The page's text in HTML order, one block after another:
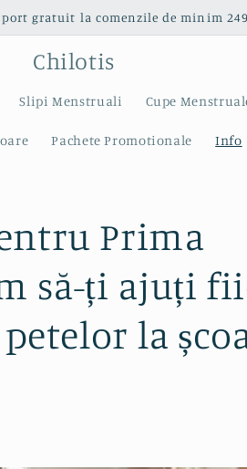
gratuit la comenzile de minim
Chilotis
Slipi Menstruali Cupe
Pachete Promotionale Info
Prima
să-ți ajuți
la